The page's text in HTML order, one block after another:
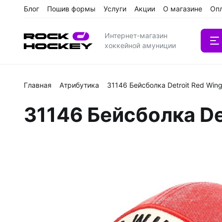
Блог Пошив формы Услуги Акции О магазине
Интернет-магазин
хоккейной амуниции
Клюшки
Главная Атрибутика 31146 Бейсболка Detroit Red
31146 Бейсболка